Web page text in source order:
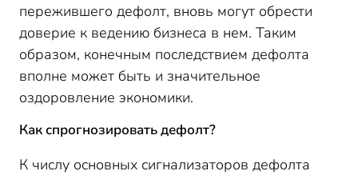
пережившего дефолт, вновь могут обрести
доверие к ведению бизнеса в нем. Таким
образом, конечным последствием дефолта
вполне может быть и значительное
оздоровление экономики.
Как спрогнозировать дефолт?
К числу основных сигнализаторов дефолта